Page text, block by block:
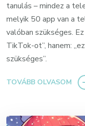
tanulás – mindez a
melyik 50 app van a
valóban szükséges.
TikTok-ot”, hanem:
szükséges”.
TOVÁBB OLVASOM